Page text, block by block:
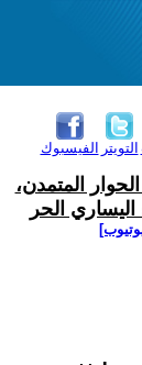
الفيسبوك التويتر
المتمدن،
الحر